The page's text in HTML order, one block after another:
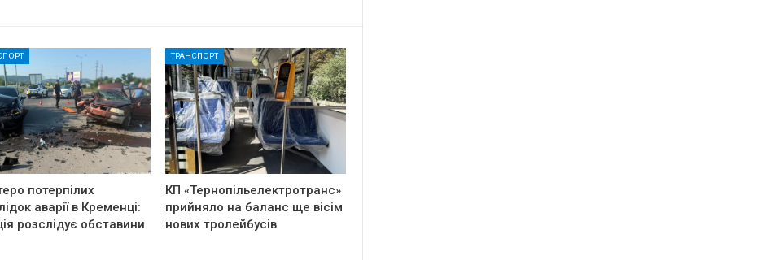
потерпілих
аварії в Кременці:
розслідує обставини
ТРАНСПОРТ
КП «Тернопільелектротранс»
прийняло на баланс ще вісім
нових тролейбусів